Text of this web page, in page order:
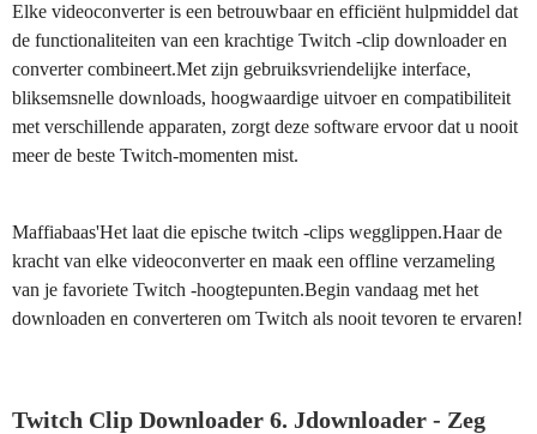
Elke videoconverter is een betrouwbaar en efficiënt hulpmiddel dat
de functionaliteiten van een krachtige Twitch -clip downloader en
converter combineert.Met zijn gebruiksvriendelijke interface,
bliksemsnelle downloads, hoogwaardige uitvoer en compatibiliteit
met verschillende apparaten, zorgt deze software ervoor dat u nooit
meer de beste Twitch-momenten mist.
Maffiabaas'Het laat die epische twitch -clips wegglippen.Haar de
kracht van elke videoconverter en maak een offline verzameling
van je favoriete Twitch -hoogtepunten.Begin vandaag met het
downloaden en converteren om Twitch als nooit tevoren te ervaren!
Twitch Clip Downloader 6. Jdownloader - Zeg